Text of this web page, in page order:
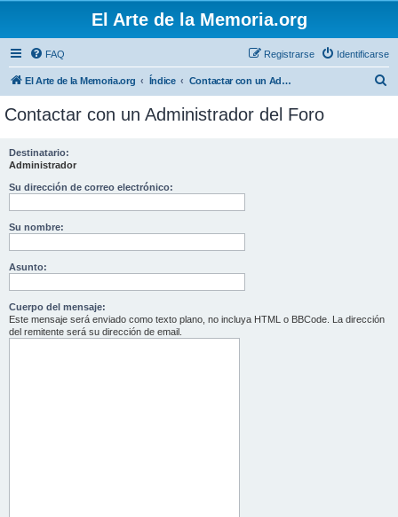
El Arte de la Memoria.org
FAQ Identificarse
Registrarse
El Arte de la Memoria.org Índice Contactar con un Administrador del Foro
Contactar con un Administrador del Foro
Destinatario:
Administrador
Su dirección de correo electrónico:
Su nombre:
Asunto:
Cuerpo del mensaje:
Este mensaje será enviado como texto plano, no incluya HTML o BBCode. La dirección
del remitente será su dirección de email.